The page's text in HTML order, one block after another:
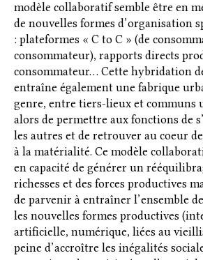
modèle collaboratif semble être en
de nouvelles formes d’organisation
: plateformes « C to C » (de
consommateur), rapports directs
consommateur… Cette hybridation
entraîne également une fabrique
genre, entre tiers-lieux et communs
alors de permettre aux fonctions de
les autres et de retrouver au coeur
à la matérialité. Ce modèle
en capacité de générer un
richesses et des forces productives
de parvenir à entraîner l’ensemble
les nouvelles formes productives
artificielle, numérique, liées au
peine d’accroître les inégalités